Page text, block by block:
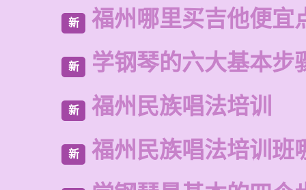
新 福州哪里买吉他便宜
新 学钢琴的六大基本步
新 福州民族唱法培训
新 福州民族唱法培训班